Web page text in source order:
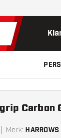
Merk: HARROWS
Carbon